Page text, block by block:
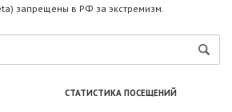
запрещены в РФ за экстремизм.
СТАТИСТИКА ПОСЕЩЕНИЙ